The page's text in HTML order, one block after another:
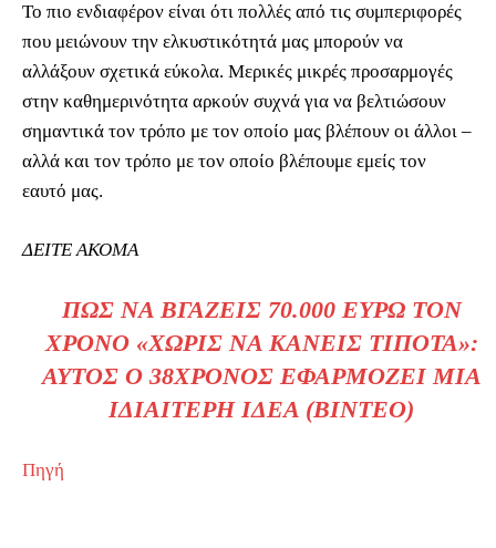
Το πιο ενδιαφέρον είναι ότι πολλές από τις συμπεριφορές
που μειώνουν την ελκυστικότητά μας μπορούν να
αλλάξουν σχετικά εύκολα. Μερικές μικρές προσαρμογές
στην καθημερινότητα αρκούν συχνά για να βελτιώσουν
σημαντικά τον τρόπο με τον οποίο μας βλέπουν οι άλλοι –
αλλά και τον τρόπο με τον οποίο βλέπουμε εμείς τον
εαυτό μας.
ΔΕΙΤΕ ΑΚΟΜΑ
ΠΩΣ ΝΑ ΒΓΆΖΕΙΣ 70.000 ΕΥΡΏ ΤΟΝ
ΧΡΌΝΟ «ΧΩΡΊΣ ΝΑ ΚΆΝΕΙΣ ΤΊΠΟΤΑ»:
ΑΥΤΌΣ Ο 38ΧΡΟΝΟΣ ΕΦΑΡΜΌΖΕΙ ΜΙΑ
ΙΔΙΑΊΤΕΡΗ ΙΔΈΑ (ΒΙΝΤΕΟ)
Πηγή